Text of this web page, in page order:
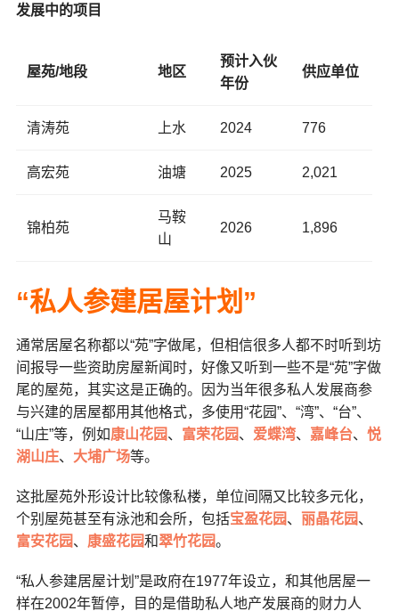
发展中的项目
屋苑/地段 地区
预计入伙
年份
供应单位
清涛苑 上水 2024 776
高宏苑 油塘 2025 2,021
锦柏苑
马鞍
山
2026 1,896
“私人参建居屋计划”
通常居屋名称都以“苑”字做尾，但相信很多人都不时听到坊
间报导一些资助房屋新闻时，好像又听到一些不是“苑”字做
尾的屋苑，其实这是正确的。因为当年很多私人发展商参
与兴建的居屋都用其他格式，多使用“花园”、“湾”、“台”、
“山庄”等，例如康山花园、 富荣花园、 爱蝶湾、 嘉峰台、 悦
湖山庄、 大埔广场等。
这批屋苑外形设计比较像私楼，单位间隔又比较多元化，
个别屋苑甚至有泳池和会所，包括宝盈花园、 丽晶花园、
富安花园、 康盛花园和翠竹花园。
“私人参建居屋计划”是政府在1977年设立，和其他居屋一
样在2002年暂停，目的是借助私人地产发展商的财力人